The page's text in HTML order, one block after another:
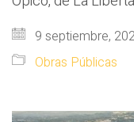
9 septiembre,
Obras Públicas